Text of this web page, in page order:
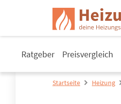
Ratgeber Preisvergleich
Startseite Heizung